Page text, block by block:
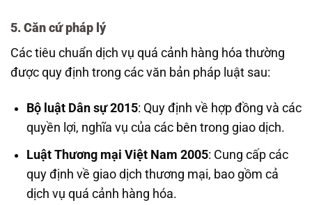
5. Căn cứ pháp lý
Các tiêu chuẩn dịch vụ quá cảnh hàng hóa thường
được quy định trong các văn bản pháp luật sau:
Bộ luật Dân sự 2015: Quy định về hợp đồng và các
quyền lợi, nghĩa vụ của các bên trong giao dịch.
Luật Thương mại Việt Nam 2005: Cung cấp các
quy định về giao dịch thương mại, bao gồm cả
dịch vụ quá cảnh hàng hóa.